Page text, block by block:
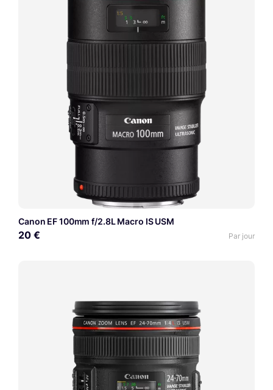
Canon EF 100mm f/2.8L Macro IS USM
20 € Par jour